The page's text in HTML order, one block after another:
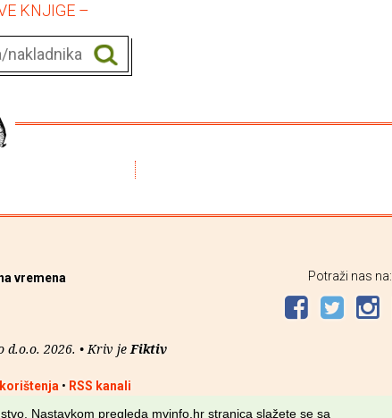
KNJIGE –
vremena
d.o.o. 2026. • Kriv jeFiktiv
• RSS kanali
Potraži nas na:
Nastavkom pregleda mvinfo.hr stranica slažete se sa